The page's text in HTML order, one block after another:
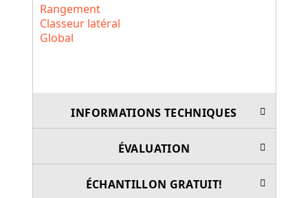
Rangement
Classeur latéral
Global
INFORMATIONS TECHNIQUES
ÉVALUATION
ÉCHANTILLON GRATUIT!